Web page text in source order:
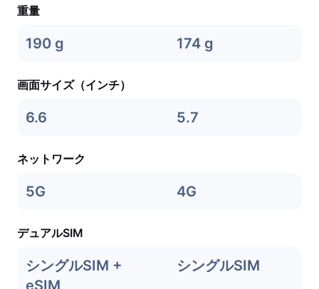
重量
190 g 174 g
画面サイズ（インチ）
6.6 5.7
ネットワーク
5G 4G
デュアルSIM
シングルSIM +
eSIM
シングルSIM